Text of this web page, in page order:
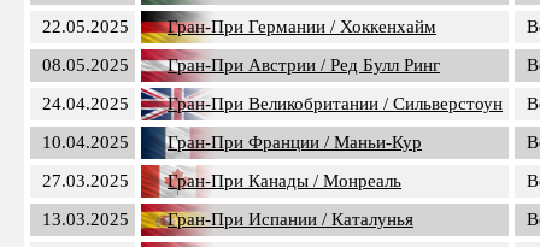
22.05.2025
Гран-При Германии / Хоккенхайм
08.05.2025
Гран-При Австрии / Ред Булл Ринг
24.04.2025
Гран-При Великобритании / Сильверстоун
10.04.2025
Гран-При Франции / Маньи-Кур
27.03.2025
Гран-При Канады / Монреаль
13.03.2025
Гран-При Испании / Каталунья